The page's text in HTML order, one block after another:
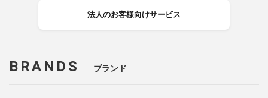
法人のお客様向けサービス
BRANDS ブランド